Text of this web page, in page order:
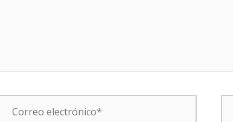
electrónico*